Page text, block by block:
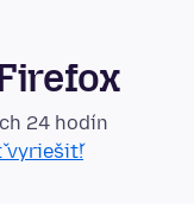
24 hodín
vyriešiť!